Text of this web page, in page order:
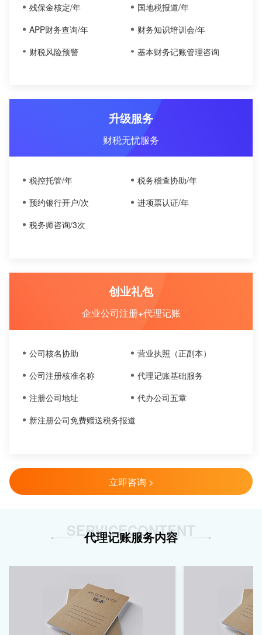
残保金核定/年
国地税报道/年
APP财务查询/年
财务知识培训会/年
财税风险预警
基本财务记账管理咨询
升级服务
财税无忧服务
税控托管/年
税务稽查协助/年
预约银行开户/次
进项票认证/年
税务师咨询/3次
创业礼包
企业公司注册+代理记账
公司核名协助
营业执照（正副本）
公司注册核准名称
代理记账基础服务
注册公司地址
代办公司五章
新注册公司免费赠送税务报道
立即咨询 >
SERVICECONTENT
代理记账服务内容